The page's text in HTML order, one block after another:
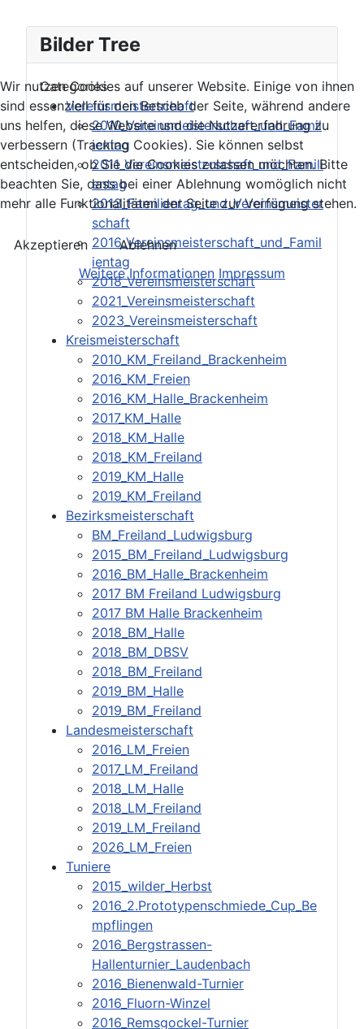
Bilder Tree
Categories
Vereinsmeisterschaft
2010_Vereinsmeisterschaft_und_Famil
ientag
2011_Vereinsmeisterschaft_und_Famili
entag
2013_Familientag_und_Vereinsmeister
schaft
2016_Vereinsmeisterschaft_und_Famil
ientag
2018_Vereinsmeisterschaft
2021_Vereinsmeisterschaft
2023_Vereinsmeisterschaft
Kreismeisterschaft
2010_KM_Freiland_Brackenheim
2016_KM_Freien
2016_KM_Halle_Brackenheim
2017_KM_Halle
2018_KM_Halle
2018_KM_Freiland
2019_KM_Halle
2019_KM_Freiland
Bezirksmeisterschaft
BM_Freiland_Ludwigsburg
2015_BM_Freiland_Ludwigsburg
2016_BM_Halle_Brackenheim
2017 BM Freiland Ludwigsburg
2017 BM Halle Brackenheim
2018_BM_Halle
2018_BM_DBSV
2018_BM_Freiland
2019_BM_Halle
2019_BM_Freiland
Landesmeisterschaft
2016_LM_Freien
2017_LM_Freiland
2018_LM_Halle
2018_LM_Freiland
2019_LM_Freiland
2026_LM_Freien
Tuniere
2015_wilder_Herbst
2016_2.Prototypenschmiede_Cup_Be
mpflingen
2016_Bergstrassen-
Hallenturnier_Laudenbach
2016_Bienenwald-Turnier
2016_Fluorn-Winzel
2016_Remsgockel-Turnier
Wir nutzen Cookies auf unserer Website. Einige von ihnen
sind essenziell für den Betrieb der Seite, während andere
uns helfen, diese Website und die Nutzererfahrung zu
verbessern (Tracking Cookies). Sie können selbst
entscheiden, ob Sie die Cookies zulassen möchten. Bitte
beachten Sie, dass bei einer Ablehnung womöglich nicht
mehr alle Funktionalitäten der Seite zur Verfügung stehen.
Akzeptieren
Ablehnen
Weitere Informationen Impressum